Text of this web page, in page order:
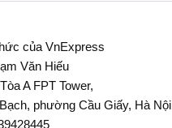
của VnExpress
Văn Hiếu
A FPT Tower,
phường Cầu Giấy, Hà Nội